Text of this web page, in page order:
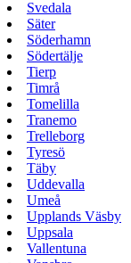
Svedala
Säter
Söderhamn
Södertälje
Tierp
Timrå
Tomelilla
Tranemo
Trelleborg
Tyresö
Täby
Uddevalla
Umeå
Upplands Väsby
Uppsala
Vallentuna